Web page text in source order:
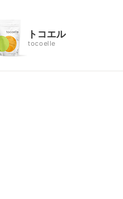
トコエル
tocoelle